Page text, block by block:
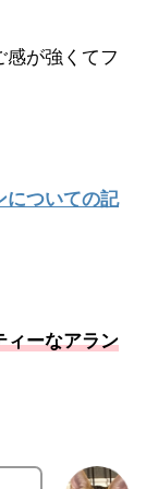
感が強くてフ
についての記
ィーなアラン